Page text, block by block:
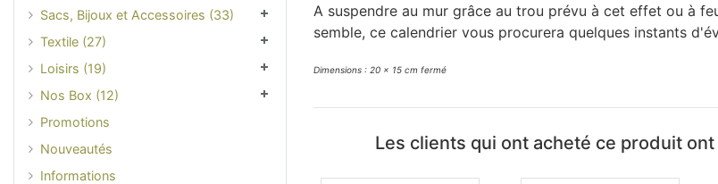
A suspendre au mur grâce au trou prévu à cet effet ou à
semble, ce calendrier vous procurera quelques instants
Dimensions : 20 x 15 cm fermé
Les clients qui ont acheté ce produit
Sacs, Bijoux et Accessoires (33)
Textile (27)
Loisirs (19)
Nos Box (12)
Promotions
Nouveautés
Informations